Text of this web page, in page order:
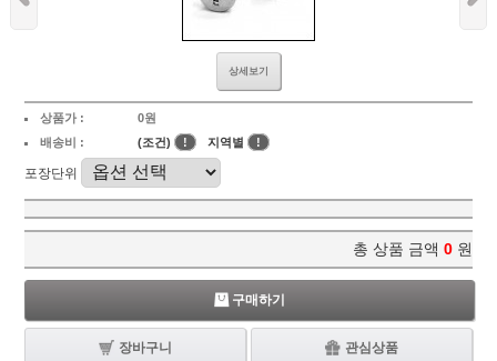
상세보기
상품가 :
0원
배송비 :
(조건) ! 지역별 !
포장단위
총 상품 금액 0 원
구매하기
장바구니 관심상품